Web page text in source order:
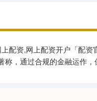
配资,网上配资开户「配
，通过合规的金融运作，